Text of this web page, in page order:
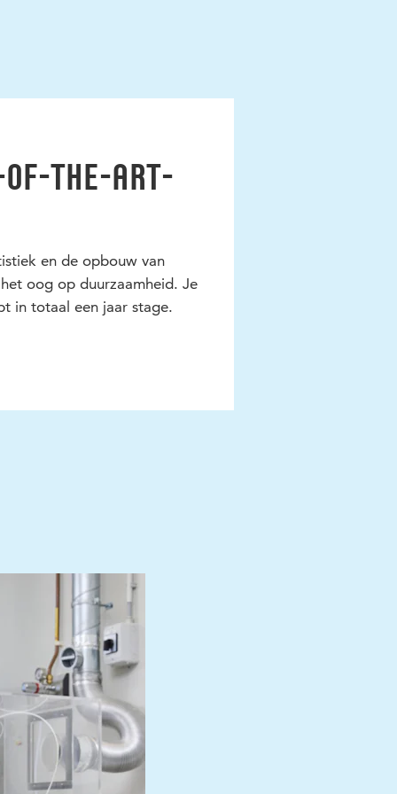
of-the-art-
en de opbouw van
oog op duurzaamheid. Je
in totaal een jaar stage.